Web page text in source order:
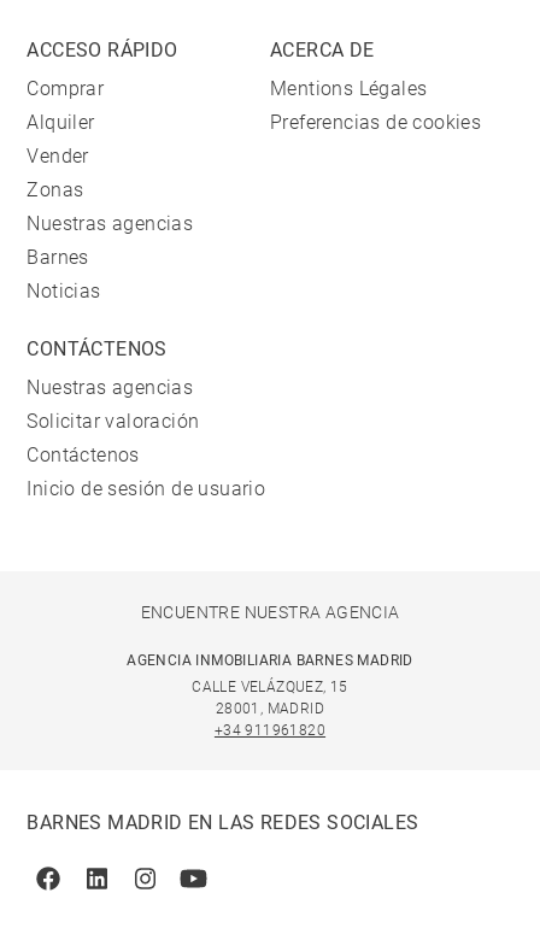
ACCESO RÁPIDO
Comprar
Alquiler
Vender
Zonas
Nuestras agencias
Barnes
Noticias
ACERCA DE
Mentions Légales
Preferencias de cookies
CONTÁCTENOS
Nuestras agencias
Solicitar valoración
Contáctenos
Inicio de sesión de usuario
ENCUENTRE NUESTRA AGENCIA
AGENCIA INMOBILIARIA BARNES MADRID
CALLE VELÁZQUEZ, 15
28001, MADRID
+34 911961820
BARNES MADRID EN LAS REDES SOCIALES
FacebookLinkedinInstagramYoutube